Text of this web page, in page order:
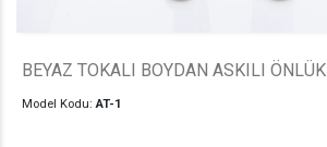
BEYAZ TOKALI BOYDAN ASKILI ÖNLÜK
Model Kodu:AT-1